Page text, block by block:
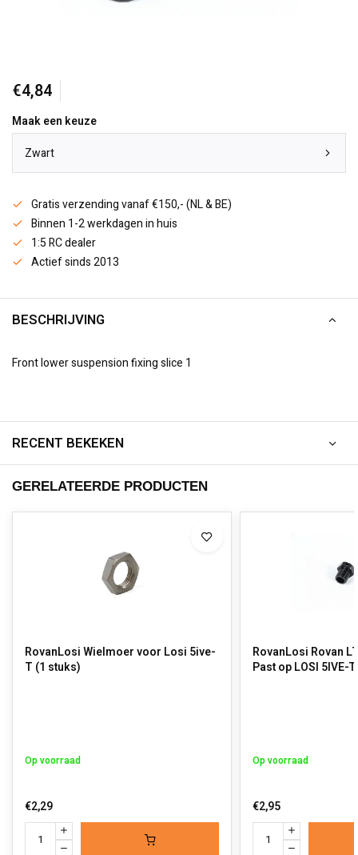
€4,84
Maak een keuze
Zwart
Gratis verzending vanaf €150,- (NL & BE)
Binnen 1-2 werkdagen in huis
1:5 RC dealer
Actief sinds 2013
BESCHRIJVING
Front lower suspension fixing slice 1
RECENT BEKEKEN
GERELATEERDE PRODUCTEN
RovanLosi Wielmoer voor Losi 5ive-
T (1 stuks)
Op voorraad
€2,29
RovanLosi Rovan
Op voorraad
€2,95